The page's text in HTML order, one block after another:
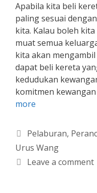
Apabila kita beli
paling sesuai
kita. Kalau boleh
muat semua
kita akan
dapat beli kereta
kedudukan
komitmen
more
Categories
Pelaburan,
Urus Wang
Leave a comment